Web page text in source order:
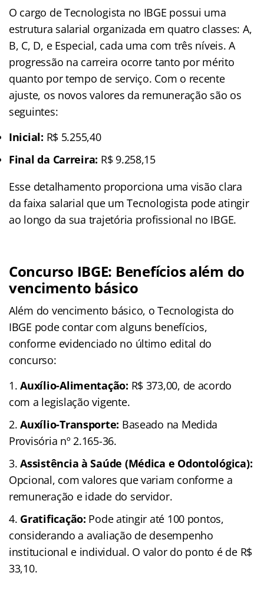
O cargo de Tecnologista no IBGE possui uma
estrutura salarial organizada em quatro classes: A,
B, C, D, e Especial, cada uma com três níveis. A
progressão na carreira ocorre tanto por mérito
quanto por tempo de serviço. Com o recente
ajuste, os novos valores da remuneração são os
seguintes:
Inicial: R$ 5.255,40
Final da Carreira: R$ 9.258,15
Esse detalhamento proporciona uma visão clara
da faixa salarial que um Tecnologista pode atingir
ao longo da sua trajetória profissional no IBGE.
Concurso IBGE: Benefícios além do
vencimento básico
Além do vencimento básico, o Tecnologista do
IBGE pode contar com alguns benefícios,
conforme evidenciado no último edital do
concurso:
Auxílio-Alimentação: R$ 373,00, de acordo
com a legislação vigente.
Auxílio-Transporte: Baseado na Medida
Provisória nº 2.165-36.
Assistência à Saúde (Médica e Odontológica):
Opcional, com valores que variam conforme a
remuneração e idade do servidor.
Gratificação: Pode atingir até 100 pontos,
considerando a avaliação de desempenho
institucional e individual. O valor do ponto é de R$
33,10.